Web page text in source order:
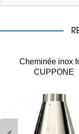
Cheminée inox
CUPPONE